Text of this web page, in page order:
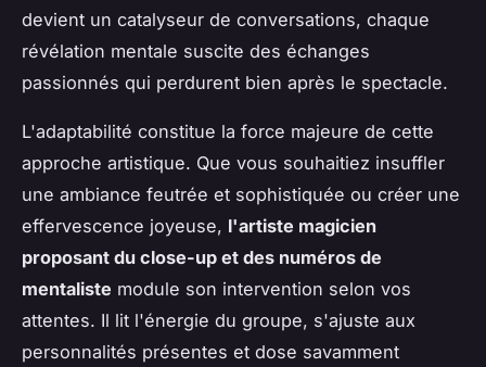
devient un catalyseur de conversations, chaque
révélation mentale suscite des échanges
passionnés qui perdurent bien après le spectacle.
L'adaptabilité constitue la force majeure de cette
approche artistique. Que vous souhaitiez insuffler
une ambiance feutrée et sophistiquée ou créer une
effervescence joyeuse, l'artiste magicien
proposant du close-up et des numéros de
mentaliste module son intervention selon vos
attentes. Il lit l'énergie du groupe, s'ajuste aux
personnalités présentes et dose savamment